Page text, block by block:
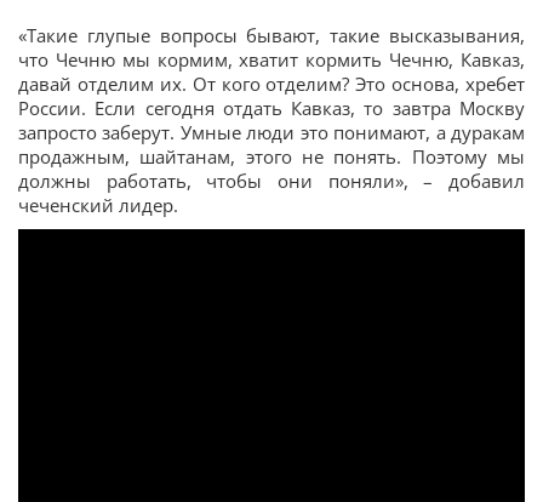
«Такие глупые вопросы бывают, такие высказывания,
что Чечню мы кормим, хватит кормить Чечню, Кавказ,
давай отделим их. От кого отделим? Это основа, хребет
России. Если сегодня отдать Кавказ, то завтра Москву
запросто заберут. Умные люди это понимают, а дуракам
продажным, шайтанам, этого не понять. Поэтому мы
должны работать, чтобы они поняли», – добавил
чеченский лидер.